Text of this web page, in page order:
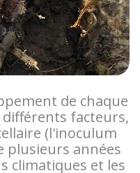
de chaque
facteurs,
(l'inoculum
plusieurs années
climatiques et les